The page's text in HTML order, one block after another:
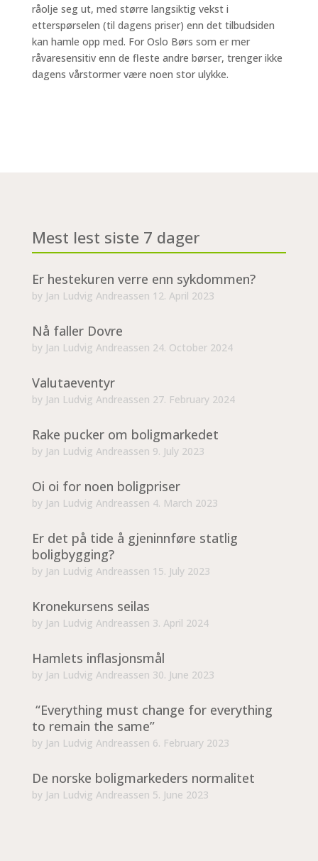
råolje seg ut, med større langsiktig vekst i
etterspørselen (til dagens priser) enn det tilbudsiden
kan hamle opp med. For Oslo Børs som er mer
råvaresensitiv enn de fleste andre børser, trenger ikke
dagens vårstormer være noen stor ulykke.
Mest lest siste 7 dager
Er hestekuren verre enn sykdommen?
by Jan Ludvig Andreassen 12. April 2023
Nå faller Dovre
by Jan Ludvig Andreassen 24. October 2024
Valutaeventyr
by Jan Ludvig Andreassen 27. February 2024
Rake pucker om boligmarkedet
by Jan Ludvig Andreassen 9. July 2023
Oi oi for noen boligpriser
by Jan Ludvig Andreassen 4. March 2023
Er det på tide å gjeninnføre statlig
boligbygging?
by Jan Ludvig Andreassen 15. July 2023
Kronekursens seilas
by Jan Ludvig Andreassen 3. April 2024
Hamlets inflasjonsmål
by Jan Ludvig Andreassen 30. June 2023
“Everything must change for everything
to remain the same”
by Jan Ludvig Andreassen 6. February 2023
De norske boligmarkeders normalitet
by Jan Ludvig Andreassen 5. June 2023